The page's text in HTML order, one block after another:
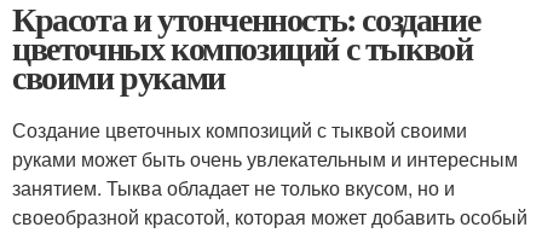
Красота и утонченность: создание
цветочных композиций с тыквой
своими руками
Создание цветочных композиций с тыквой своими
руками может быть очень увлекательным и интересным
занятием. Тыква обладает не только вкусом, но и
своеобразной красотой, которая может добавить особый